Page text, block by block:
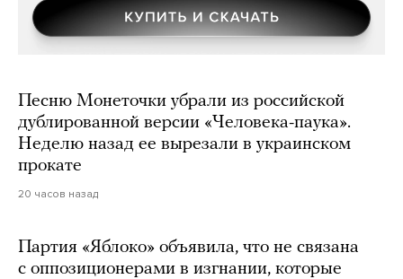
Песню Монеточки убрали из российской
дублированной версии «Человека-паука».
Неделю назад ее вырезали в украинском
прокате
20 часов назад
Партия «Яблоко» объявила, что не связана
с оппозиционерами в изгнании, которые